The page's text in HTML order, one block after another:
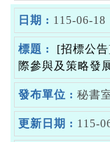
115-06-18
[招標公
際參與及策略發
秘書
115-